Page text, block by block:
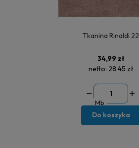
Tkanina Rinaldi 22
34,99 zł
netto: 28,45 zł
Mb
Do koszyka